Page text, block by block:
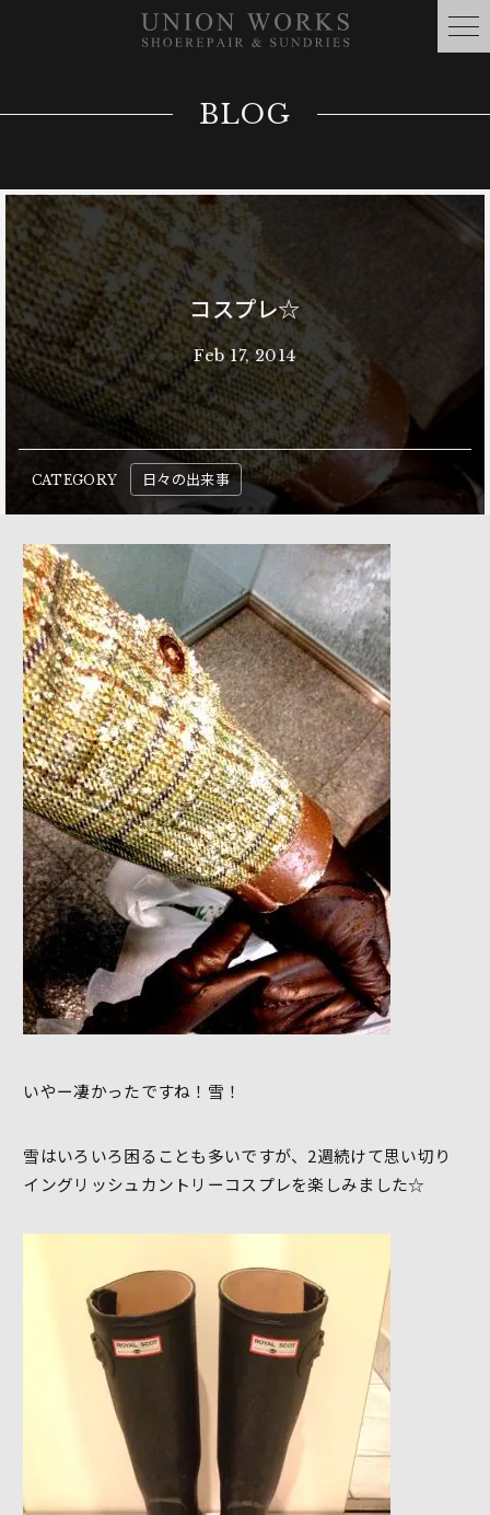
BLOG
コスプレ☆
Feb 17, 2014
CATEGORY 日々の出来事
いやー凄かったですね！雪！
雪はいろいろ困ることも多いですが、2週続けて思い切り
イングリッシュカントリーコスプレを楽しみました☆